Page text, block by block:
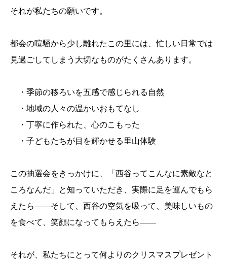
それが私たちの願いです。
都会の喧騒から少し離れたこの里には、忙しい日常では
見過ごしてしまう大切なものがたくさんあります。
・季節の移ろいを五感で感じられる自然
・地域の人々の温かいおもてなし
・丁寧に作られた、心のこもった
・子どもたちが目を輝かせる里山体験
この抽選会をきっかけに、「西谷ってこんなに素敵なと
ころなんだ」と知っていただき、実際に足を運んでもら
えたら――そして、西谷の空気を吸って、美味しいもの
を食べて、笑顔になってもらえたら――
それが、私たちにとって何よりのクリスマスプレゼント